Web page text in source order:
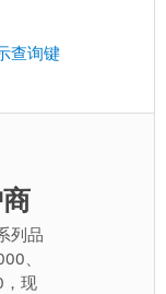
查询键
列品
、
，现